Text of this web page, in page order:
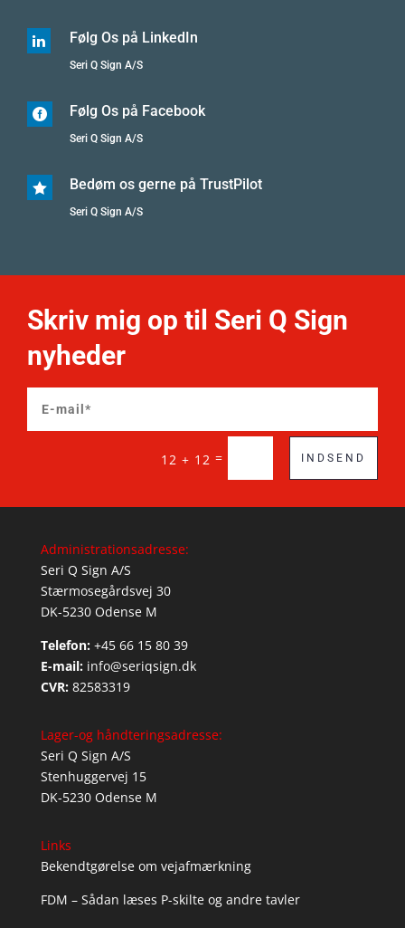
 Følg Os på LinkedIn
Seri Q Sign A/S
 Følg Os på Facebook
Seri Q Sign A/S
 Bedøm os gerne på TrustPilot
Seri Q Sign A/S
Skriv mig op til Seri Q Sign
nyheder
12 + 12 = INDSEND
Administrationsadresse:
Seri Q Sign A/S
Stærmosegårdsvej 30
DK-5230 Odense M
Telefon: +45 66 15 80 39
E-mail: info@seriqsign.dk
CVR: 82583319
Lager-og håndteringsadresse:
Seri Q Sign A/S
Stenhuggervej 15
DK-5230 Odense M
Links
Bekendtgørelse om vejafmærkning
FDM – Sådan læses P-skilte og andre tavler